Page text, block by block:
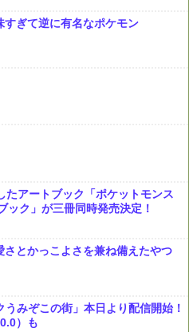
ぎて逆に有名なポケモン
たアートブック「ポケットモンス
ック」が三冊同時発売決定！
とかっこよさを兼ね備えたやつ
みぞこの街」本日より配信開始！
）も